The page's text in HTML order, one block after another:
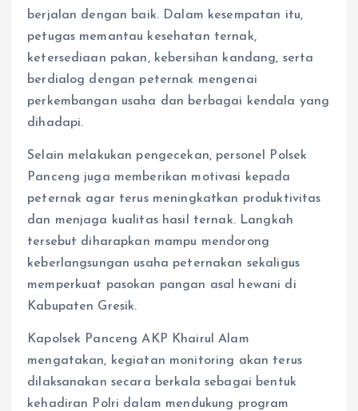
berjalan dengan baik. Dalam kesempatan itu,
petugas memantau kesehatan ternak,
ketersediaan pakan, kebersihan kandang, serta
berdialog dengan peternak mengenai
perkembangan usaha dan berbagai kendala yang
dihadapi.
Selain melakukan pengecekan, personel Polsek
Panceng juga memberikan motivasi kepada
peternak agar terus meningkatkan produktivitas
dan menjaga kualitas hasil ternak. Langkah
tersebut diharapkan mampu mendorong
keberlangsungan usaha peternakan sekaligus
memperkuat pasokan pangan asal hewani di
Kabupaten Gresik.
Kapolsek Panceng AKP Khairul Alam
mengatakan, kegiatan monitoring akan terus
dilaksanakan secara berkala sebagai bentuk
kehadiran Polri dalam mendukung program